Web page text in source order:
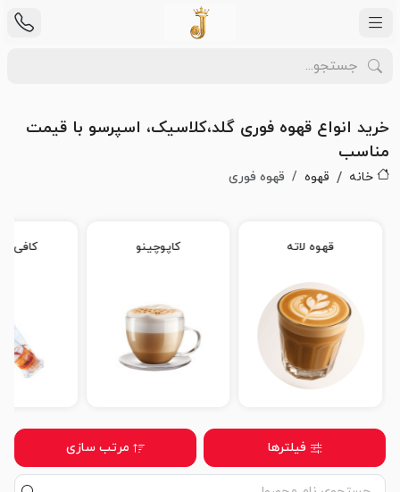
خرید انواع قهوه فوری گلد،کلاسیک، اسپرسو با قیمت
مناسب
خانه قهوه قهوه فوری
قهوه لاته کاپوچینو کافی
فیلترها مرتب سازی